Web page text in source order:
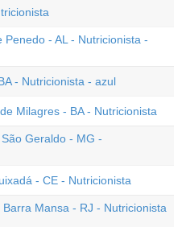
- AL - Nutricionista -
- Nutricionista - azul
Milagres - BA - Nutricionista
Geraldo - MG -
- CE - Nutricionista
Mansa - RJ - Nutricionista